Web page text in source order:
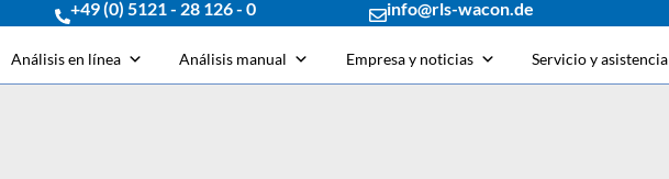
+49 (0) 5121 - 28 126 - 0 info@rls-wacon.de
Análisis en línea Análisis manual Empresa y noticias Servicio y asistencia